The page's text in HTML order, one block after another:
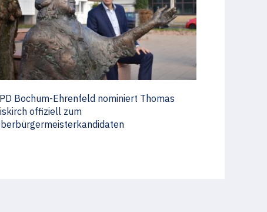
Bochum-Ehrenfeld nominiert Thomas
offiziell zum